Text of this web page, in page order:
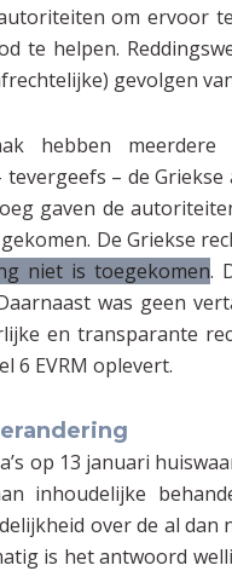
om ervoor
te helpen.
gevolgen
hebben meerdere
– de
gaven de
De Griekse
niet is toegekomen.
was geen
en transparante
6 EVRM oplevert.
op 13 januari
inhoudelijke
over de al
is het antwoord